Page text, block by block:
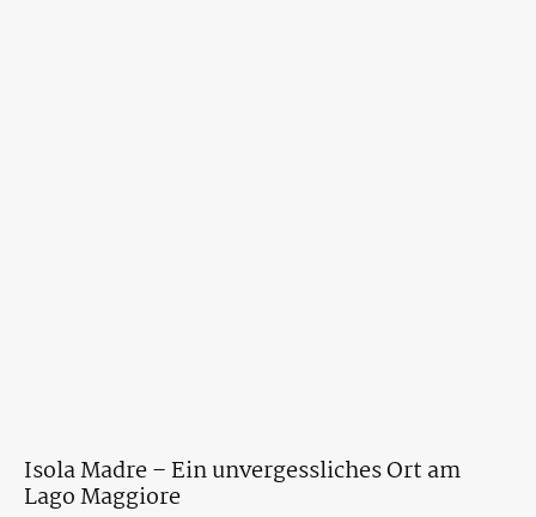
Isola Madre – Ein unvergessliches Ort am
Lago Maggiore